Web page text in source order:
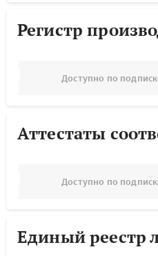
Регистр
Доступно по
Аттестаты
Доступно по
Единый реестр